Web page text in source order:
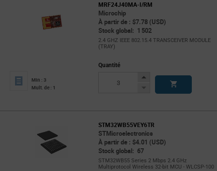
MRF24J40MA-I/RM
Microchip
À partir de : $7.78 (USD)
Stock global: 1 502
2.4 GHZ IEEE 802.15.4 TRANSCEIVER MODULE
(TRAY)
Min : 3
Mult. de : 1
Quantité
Increase
Decrease
STM32WB55VEY6TR
STMicroelectronics
À partir de : $4.01 (USD)
Stock global: 67
STM32WB55 Series 2 Mbps 2.4 GHz
Multiprotocol Wireless 32-bit MCU - WLCSP-100